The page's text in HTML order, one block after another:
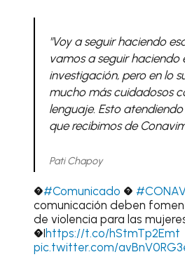
"Voy a seguir haciendo
vamos a seguir haciendo
investigación, pero en lo
mucho más cuidadosos
lenguaje. Esto
que recibimos de
Pati Chapoy
�#Comunicado �
comunicación deben
de violencia para las
�Ihttps://t.co/hStmTp2Emt
pic.twitter.com/